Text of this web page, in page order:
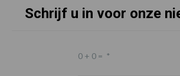
Schrijf u in voor onze
0 + 0 = *